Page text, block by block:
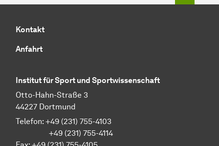
Kontakt
Anfahrt
Institut für Sport und Sportwissenschaft
Otto-Hahn-Straße 3
44227 Dortmund
Telefon: +49 (231) 755-4103
+49 (231) 755-4114